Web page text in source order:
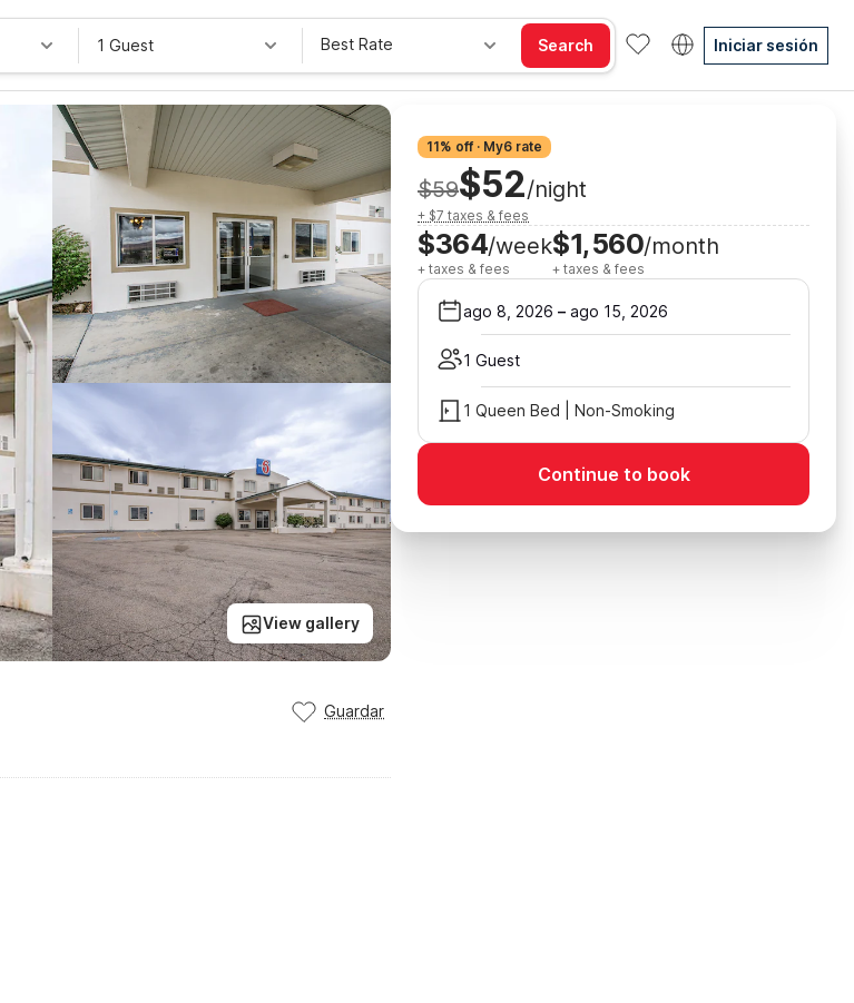
1 Guest Best Rate Search Iniciar sesión
View gallery
Guardar
11% off · My6 rate
$59$52/night
+ $7 taxes & fees
$364/week
+ taxes & fees
$1,560/month
+ taxes & fees
ago 8, 2026 – ago 15, 2026
1 Guest
1 Queen Bed | Non-Smoking
Continue to book